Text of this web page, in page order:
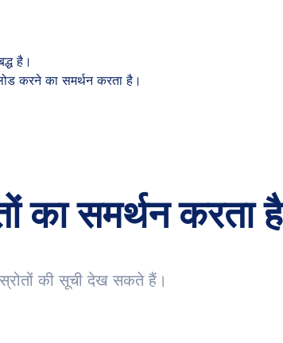
है।
करने का समर्थन करता है।
का समर्थन करता है
की सूची देख सकते हैं।